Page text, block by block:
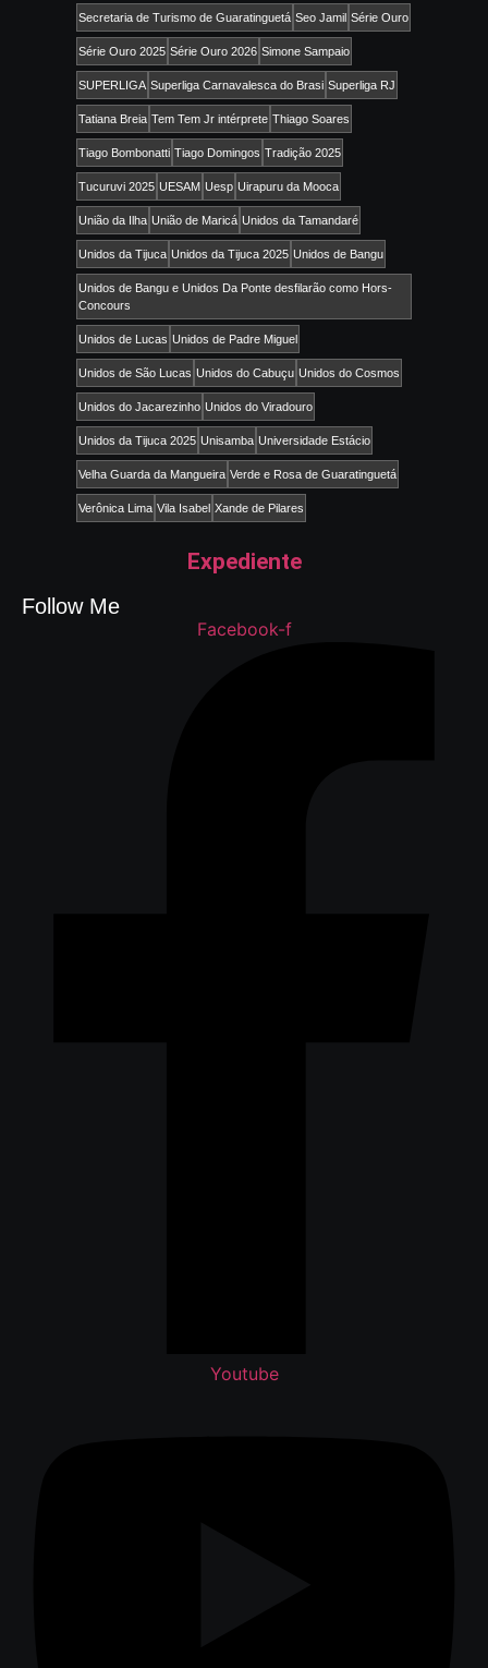
Secretaria de Turismo de Guaratinguetá Seo Jamil Série Ouro
Série Ouro 2025 Série Ouro 2026 Simone Sampaio
SUPERLIGA Superliga Carnavalesca do Brasi Superliga RJ
Tatiana Breia Tem Tem Jr intérprete Thiago Soares
Tiago Bombonatti Tiago Domingos Tradição 2025
Tucuruvi 2025 UESAM Uesp Uirapuru da Mooca
União da Ilha União de Maricá Unidos da Tamandaré
Unidos da Tijuca Unidos da Tijuca 2025 Unidos de Bangu
Unidos de Bangu e Unidos Da Ponte desfilarão como Hors-
Concours
Unidos de Lucas Unidos de Padre Miguel
Unidos de São Lucas Unidos do Cabuçu Unidos do Cosmos
Unidos do Jacarezinho Unidos do Viradouro
Unidos da Tijuca 2025 Unisamba Universidade Estácio
Velha Guarda da Mangueira Verde e Rosa de Guaratinguetá
Verônica Lima Vila Isabel Xande de Pilares
Expediente
Follow Me
Facebook-f
Youtube